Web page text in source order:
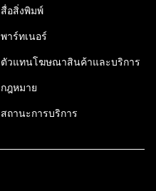
สื่อสิ่งพิมพ์
พาร์ทเนอร์
ตัวแทนโฆษณาสินค้าและบริการ
กฎหมาย
สถานะการบริการ